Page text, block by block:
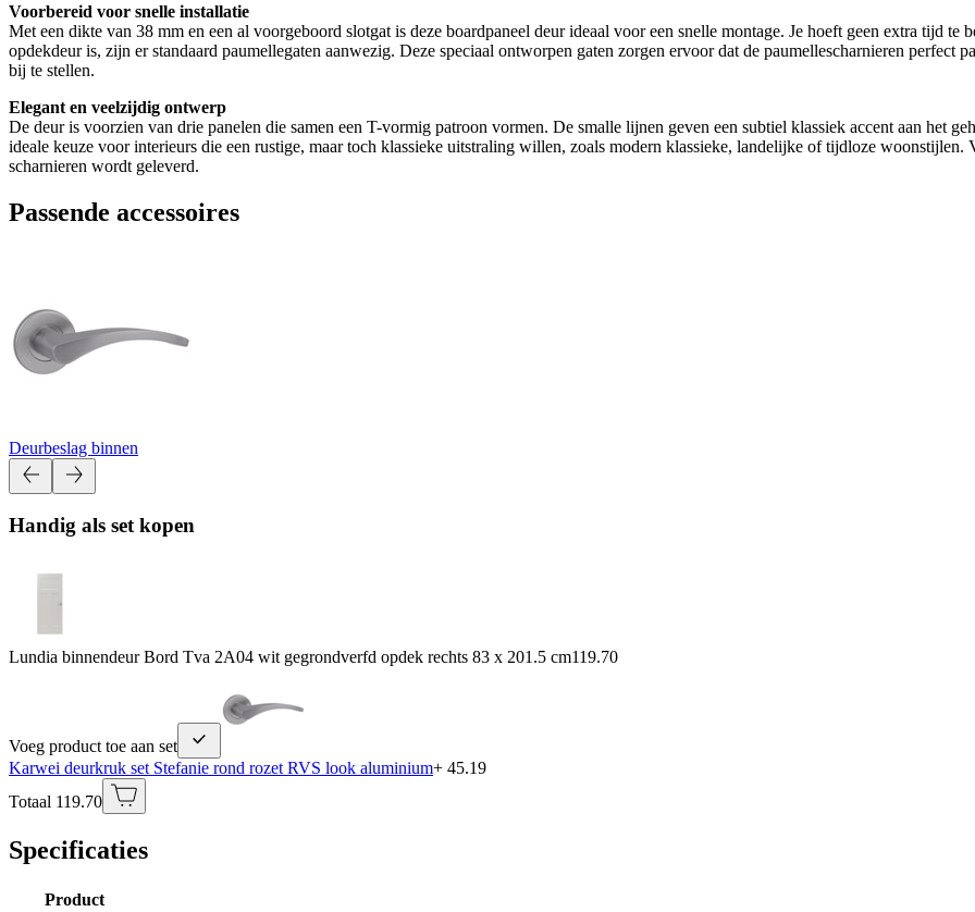
Voorbereid voor snelle installatie
Met een dikte van 38 mm en een al voorgeboord slotgat is deze boardpaneel deur ideaal voor een snelle montage. Je hoeft geen extra tijd te
opdekdeur is, zijn er standaard paumellegaten aanwezig. Deze speciaal ontworpen gaten zorgen ervoor dat de paumellescharnieren perfect
bij te stellen.
Elegant en veelzijdig ontwerp
De deur is voorzien van drie panelen die samen een T-vormig patroon vormen. De smalle lijnen geven een subtiel klassiek accent aan het
ideale keuze voor interieurs die een rustige, maar toch klassieke uitstraling willen, zoals modern klassieke, landelijke of tijdloze woonstijlen.
scharnieren wordt geleverd.
Passende accessoires
Deurbeslag binnen
Handig als set kopen
Lundia binnendeur Bord Tva 2A04 wit gegrondverfd opdek rechts 83 x 201.5 cm119.70
Voeg product toe aan set
Karwei deurkruk set Stefanie rond rozet RVS look aluminium+ 45.19
Totaal 119.70
Specificaties
Product